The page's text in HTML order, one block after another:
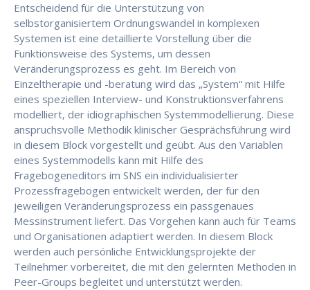
Entscheidend für die Unterstützung von
selbstorganisiertem Ordnungswandel in komplexen
Systemen ist eine detaillierte Vorstellung über die
Funktionsweise des Systems, um dessen
Veränderungsprozess es geht. Im Bereich von
Einzeltherapie und -beratung wird das „System“ mit Hilfe
eines speziellen Interview- und Konstruktionsverfahrens
modelliert, der idiographischen Systemmodellierung. Diese
anspruchsvolle Methodik klinischer Gesprächsführung wird
in diesem Block vorgestellt und geübt. Aus den Variablen
eines Systemmodells kann mit Hilfe des
Fragebogeneditors im SNS ein individualisierter
Prozessfragebogen entwickelt werden, der für den
jeweiligen Veränderungsprozess ein passgenaues
Messinstrument liefert. Das Vorgehen kann auch für Teams
und Organisationen adaptiert werden. In diesem Block
werden auch persönliche Entwicklungsprojekte der
Teilnehmer vorbereitet, die mit den gelernten Methoden in
Peer-Groups begleitet und unterstützt werden.